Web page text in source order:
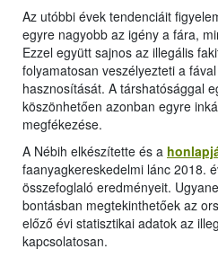
Az utóbbi évek tendenciáit
egyre nagyobb az igény a fára,
Ezzel együtt sajnos az illegális
folyamatosan veszélyezteti a
hasznosítását. A társhatósággal
köszönhetően azonban egyre
megfékezése.
A Nébih elkészítette és a
faanyagkereskedelmi lánc 2018.
összefoglaló eredményeit.
bontásban megtekinthetőek az
előző évi statisztikai adatok az
kapcsolatosan.